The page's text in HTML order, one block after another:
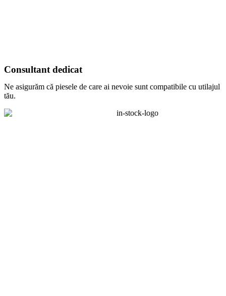
Consultant dedicat
Ne asigurăm că piesele de care ai nevoie sunt compatibile cu utilajul
tău.